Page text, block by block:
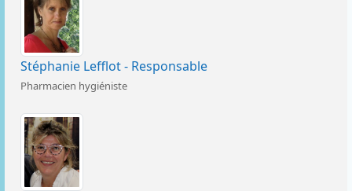
Stéphanie Lefflot - Responsable
Pharmacien hygiéniste